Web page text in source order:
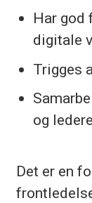
Har god
digitale
Trigges
og ledere
Det er en